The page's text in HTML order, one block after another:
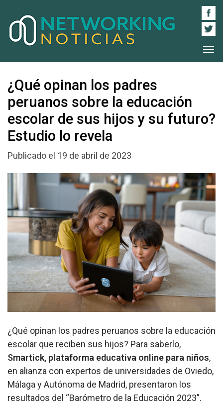
¿Qué opinan los padres
peruanos sobre la educación
escolar de sus hijos y su futuro?
Estudio lo revela
Publicado el 19 de abril de 2023
¿Qué opinan los padres peruanos sobre la educación
escolar que reciben sus hijos? Para saberlo,
Smartick, plataforma educativa online para niños,
en alianza con expertos de universidades de Oviedo,
Málaga y Autónoma de Madrid, presentaron los
resultados del “Barómetro de la Educación 2023”.